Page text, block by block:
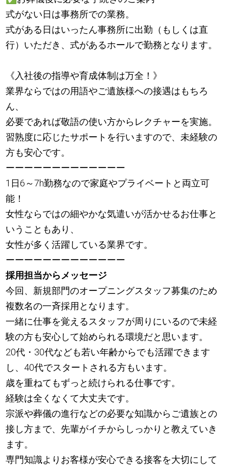
式がない日は事務所での業務。
式がある日はいったん事務所に出勤（もしくは直
行）いただき、式があるホールで勤務となります。
《入社後の指導や育成体制は万全！》
業界ならではの用語やご遺族様への接遇はもちろ
ん、
必要であれば敬語の使い方からレクチャーを実施。
習熟度に応じたサポートを行いますので、未経験の
方も安心です。
ーーーーーーーーーーーーー
1日6～7h勤務なので家庭やプライベートと両立可
能！
女性ならではの細やかな気遣いが活かせるお仕事と
いうこともあり、
女性が多く活躍している業界です。
ーーーーーーーーーーーーー
採用担当からメッセージ
今回、新規部門のオープニングスタッフ募集のため
複数名の一斉採用となります。
一緒に仕事を覚えるスタッフが周りにいるので未経
験の方も安心して始められる環境だと思います。
20代・30代なども若い年齢からでも活躍できます
し、40代でスタートされる方もいます。
歳を重ねてもずっと続けられる仕事です。
経験は全くなくて大丈夫です。
宗派や葬儀の進行などの必要な知識からご遺族との
接し方まで、先輩がイチからしっかりと教えていき
ます。
専門知識よりお客様が安心できる接客を大切にして